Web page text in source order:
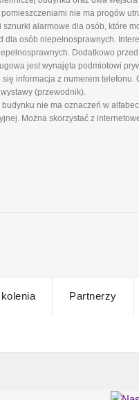
nie ma progów
alarmowe dla osób, które
osób niepełnosprawnych.
Dodatkowo
jest wynajęta podmiotowi
informacja z numerem telefonu.
(przewodnik).
nie ma oznaczeń w
Można skorzystać z
Partnerzy